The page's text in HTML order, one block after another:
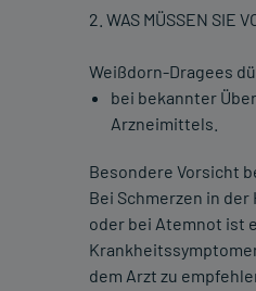
2. WAS MÜSSEN SIE
Weißdorn-Dragees
bei bekannter
Arzneimittels.
Besondere Vorsicht
Bei Schmerzen in
oder bei Atemnot ist
dem Arzt zu